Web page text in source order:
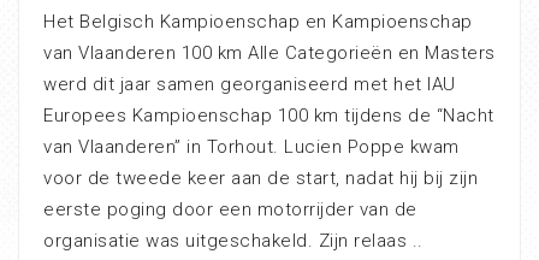
Het Belgisch Kampioenschap en Kampioenschap
van Vlaanderen 100 km Alle Categorieën en Masters
werd dit jaar samen georganiseerd met het IAU
Europees Kampioenschap 100 km tijdens de “Nacht
van Vlaanderen” in Torhout. Lucien Poppe kwam
voor de tweede keer aan de start, nadat hij bij zijn
eerste poging door een motorrijder van de
organisatie was uitgeschakeld. Zijn relaas ..